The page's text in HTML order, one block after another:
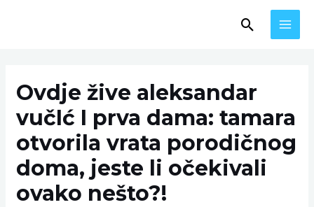
Search
Ovdje žive aleksandar
vučIć I prva dama: tamara
otvorila vrata porodičnog
doma, jeste li očekivali
ovako nešto?!